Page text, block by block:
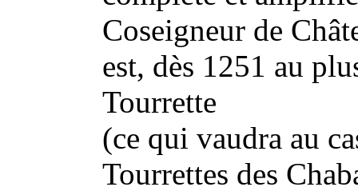
Coseigneur de
est, dès 1251 au
Tourrette
(ce qui vaudra au
Tourrettes des